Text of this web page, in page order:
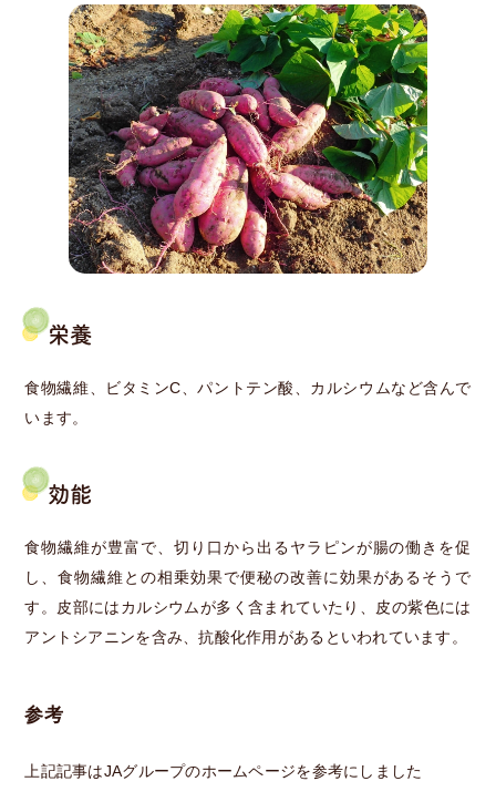
栄養
食物繊維、ビタミンC、パントテン酸、カルシウムなど含んで
います。
効能
食物繊維が豊富で、切り口から出るヤラピンが腸の働きを促
し、食物繊維との相乗効果で便秘の改善に効果があるそうで
す。皮部にはカルシウムが多く含まれていたり、皮の紫色には
アントシアニンを含み、抗酸化作用があるといわれています。
参考
上記記事はJAグループのホームページを参考にしました